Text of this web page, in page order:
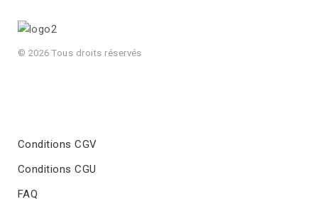
© 2026 Tous droits réservés
Conditions CGV
Conditions CGU
FAQ